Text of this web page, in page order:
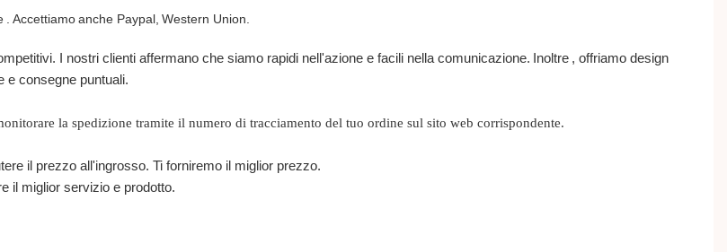
Accettiamoanche Paypal, Western Union.
I nostri clienti affermano che siamo rapidi nell'azione e facili nella comunicazione. Inoltre , offriamo design
e consegne puntuali.
la spedizione tramite il numero di tracciamento del tuo ordine sul sito web corrispondente.
il prezzo all'ingrosso. Ti forniremo il miglior prezzo.
il miglior servizio e prodotto.